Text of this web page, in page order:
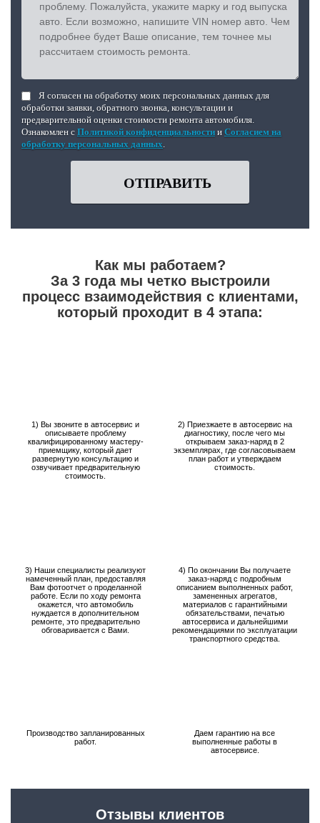
Я согласен на обработку моих персональных данных для
обработки заявки, обратного звонка, консультации и
предварительной оценки стоимости ремонта автомобиля.
Ознакомлен с Политикой конфиденциальности и Согласием на
обработку персональных данных.
ОТПРАВИТЬ
Как мы работаем?
За 3 года мы четко выстроили
процесс взаимодействия с клиентами,
который проходит в 4 этапа:
1) Вы звоните в автосервис и
описываете проблему
квалифицированному мастеру-
приемщику, который дает
развернутую консультацию и
озвучивает предварительную
стоимость.
2) Приезжаете в автосервис на
диагностику, после чего мы
открываем заказ-наряд в 2
экземплярах, где согласовываем
план работ и утверждаем
стоимость.
3) Наши специалисты реализуют
намеченный план, предоставляя
Вам фотоотчет о проделанной
работе. Если по ходу ремонта
окажется, что автомобиль
нуждается в дополнительном
ремонте, это предварительно
обговаривается с Вами.
4) По окончании Вы получаете
заказ-наряд с подробным
описанием выполненных работ,
замененных агрегатов,
материалов с гарантийными
обязательствами, печатью
автосервиса и дальнейшими
рекомендациями по эксплуатации
транспортного средства.
Производство запланированных
работ.
Даем гарантию на все
выполненные работы в
автосервисе.
Отзывы клиентов